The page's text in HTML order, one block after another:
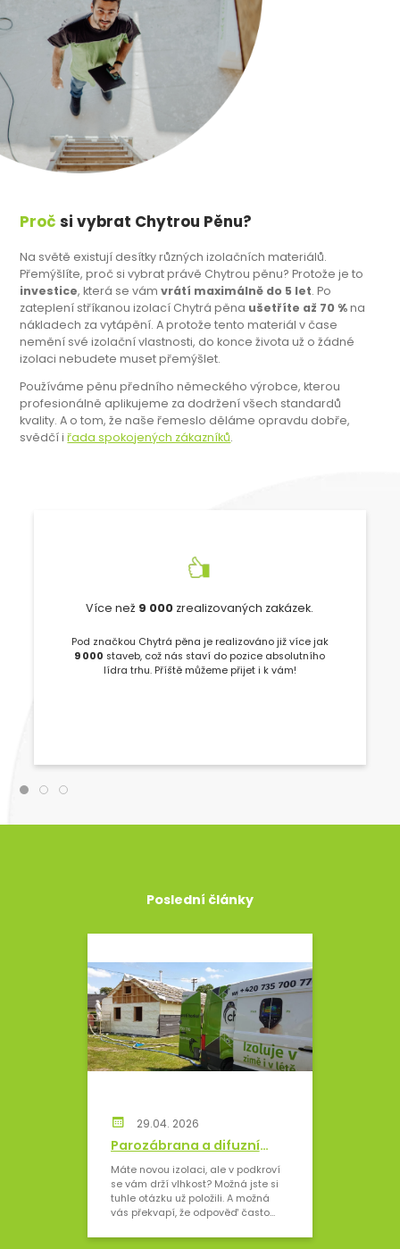
Proč si vybrat Chytrou Pěnu?
Na světě existují desítky různých izolačních materiálů.
Přemýšlíte, proč si vybrat právě Chytrou pěnu? Protože je to
investice, která se vámvrátí maximálně do 5 let. Po
zateplení stříkanou izolací Chytrá pěna ušetříte až 70 %na
nákladech za vytápění. A protože tento materiál v čase
nemění své izolační vlastnosti, do konce života už o žádné
izolaci nebudete muset přemýšlet.
Používáme pěnu předního německého výrobce, kterou
profesionálně aplikujeme za dodržení všech standardů
kvality. A o tom, že naše řemeslo děláme opravdu dobře,
svědčí iřada spokojených zákazníků.
Více než 9 000 zrealizovaných zakázek.
Pod značkou Chytrá pěna je realizováno již více jak
9 000 staveb, což nás staví do pozice absolutního
lídra trhu. Příště můžeme přijet i k vám!
Poslední články
29.04. 2026
Parozábrana a difuzní
fólie: vrstvy, které
rozhodují o tom, jestli
vaše střecha vydrží
Máte novou izolaci, ale v podkroví
se vám drží vlhkost? Možná jste si
tuhle otázku už položili. A možná
vás překvapí, že odpověď často
co ji doplňuje nebo naopak chybí.